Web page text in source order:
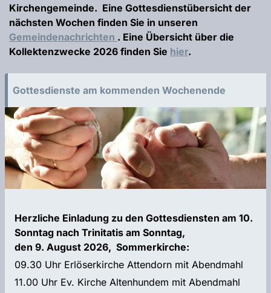
Kirchengemeinde. Eine Gottesdienstübersicht der
nächsten Wochen finden Sie in unseren
Gemeindenachrichten . Eine Übersicht über die
Kollektenzwecke 2026 finden Sie hier.
Gottesdienste am kommenden Wochenende
Herzliche Einladung zu den Gottesdiensten am 10.
Sonntag nach Trinitatis am Sonntag,
den 9. August 2026, Sommerkirche:
09.30 Uhr Erlöserkirche Attendorn mit Abendmahl
11.00 Uhr Ev. Kirche Altenhundem mit Abendmahl